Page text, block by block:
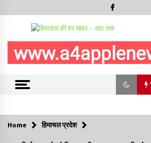
शिमला पुलिस में बड़ी अनुशासनात्मक कार्रवाई,
Home हिमाचल प्रदेश